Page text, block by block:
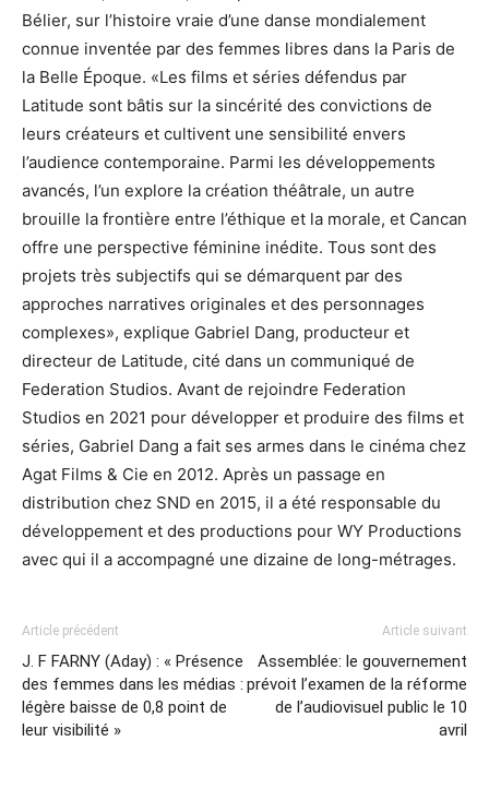
Bélier, sur l’histoire vraie d’une danse mondialement
connue inventée par des femmes libres dans la Paris de
la Belle Époque. «Les films et séries défendus par
Latitude sont bâtis sur la sincérité des convictions de
leurs créateurs et cultivent une sensibilité envers
l’audience contemporaine. Parmi les développements
avancés, l’un explore la création théâtrale, un autre
brouille la frontière entre l’éthique et la morale, et Cancan
offre une perspective féminine inédite. Tous sont des
projets très subjectifs qui se démarquent par des
approches narratives originales et des personnages
complexes», explique Gabriel Dang, producteur et
directeur de Latitude, cité dans un communiqué de
Federation Studios. Avant de rejoindre Federation
Studios en 2021 pour développer et produire des films et
séries, Gabriel Dang a fait ses armes dans le cinéma chez
Agat Films & Cie en 2012. Après un passage en
distribution chez SND en 2015, il a été responsable du
développement et des productions pour WY Productions
avec qui il a accompagné une dizaine de long-métrages.
Article précédent
J. F FARNY (Aday) : « Présence
des femmes dans les médias :
légère baisse de 0,8 point de
leur visibilité »
Article suivant
Assemblée: le gouvernement
prévoit l’examen de la réforme
de l’audiovisuel public le 10
avril